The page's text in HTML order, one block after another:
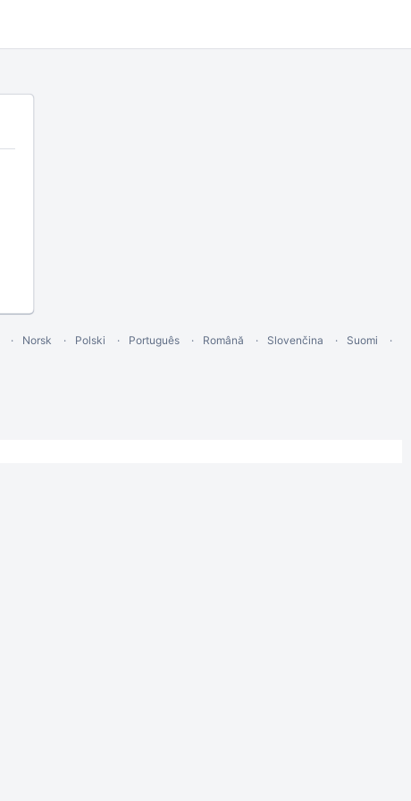
Norsk Polski Português Română Slovenčina
Suomi